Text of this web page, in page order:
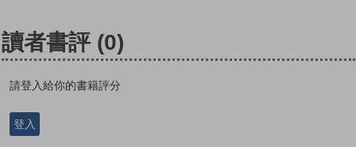
讀者書評 (0)
請登入給你的書籍評分
登入